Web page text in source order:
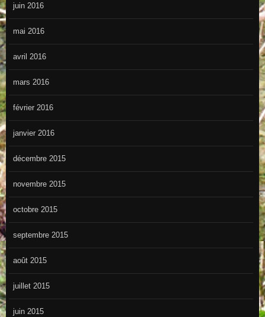
juin 2016
mai 2016
avril 2016
mars 2016
février 2016
janvier 2016
décembre 2015
novembre 2015
octobre 2015
septembre 2015
août 2015
juillet 2015
juin 2015